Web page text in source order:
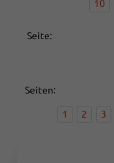
10
Seite:
Seiten:
1 2 3